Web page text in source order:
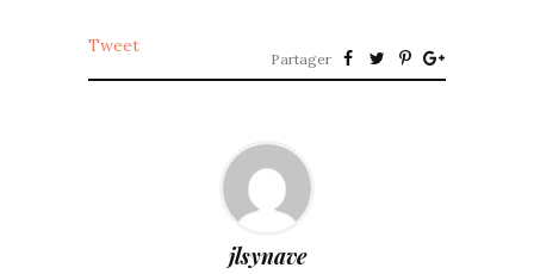
Tweet
Partager
jlsynave